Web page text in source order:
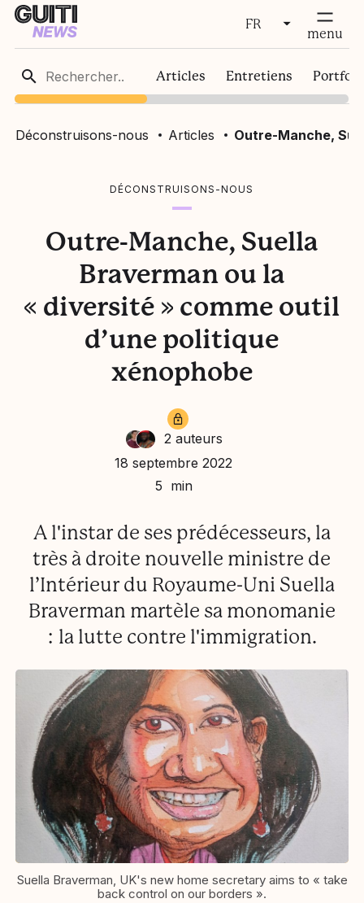
FR
FR
EN
fermer menu
Articles Entretiens
Déconstruisons-nous Articles Outre-Manche,
DÉCONSTRUISONS-NOUS
Outre-Manche, Suella
Braverman ou la
« diversité » comme outil
d’une politique
xénophobe
2 auteurs
Ali Bachir Mustafa
Al' Mata
18 septembre 2022
5 min
A l'instar de ses prédécesseurs, la
très à droite nouvelle ministre de
l’Intérieur du Royaume-Uni Suella
Braverman martèle sa monomanie
: la lutte contre l'immigration.
Suella Braverman, UK's new home secretary aims to « take
back control on our borders ».